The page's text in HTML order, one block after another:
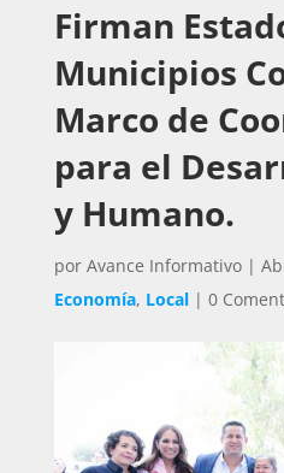
Firman
Municipios
Marco de
para el
y Humano.
por Avance Informativo|
Economía, Local| 0